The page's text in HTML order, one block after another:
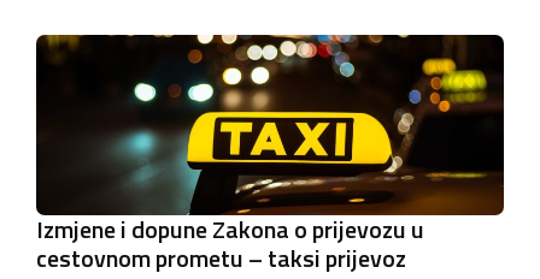
Izmjene i dopune Zakona o prijevozu u
cestovnom prometu – taksi prijevoz